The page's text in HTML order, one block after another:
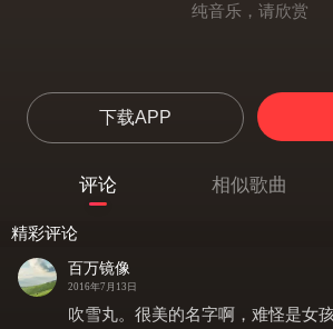
纯音乐，请欣赏
下载APP
评论 相似歌曲
精彩评论
百万镜像
2016年7月13日
吹雪丸。很美的名字啊，难怪是女